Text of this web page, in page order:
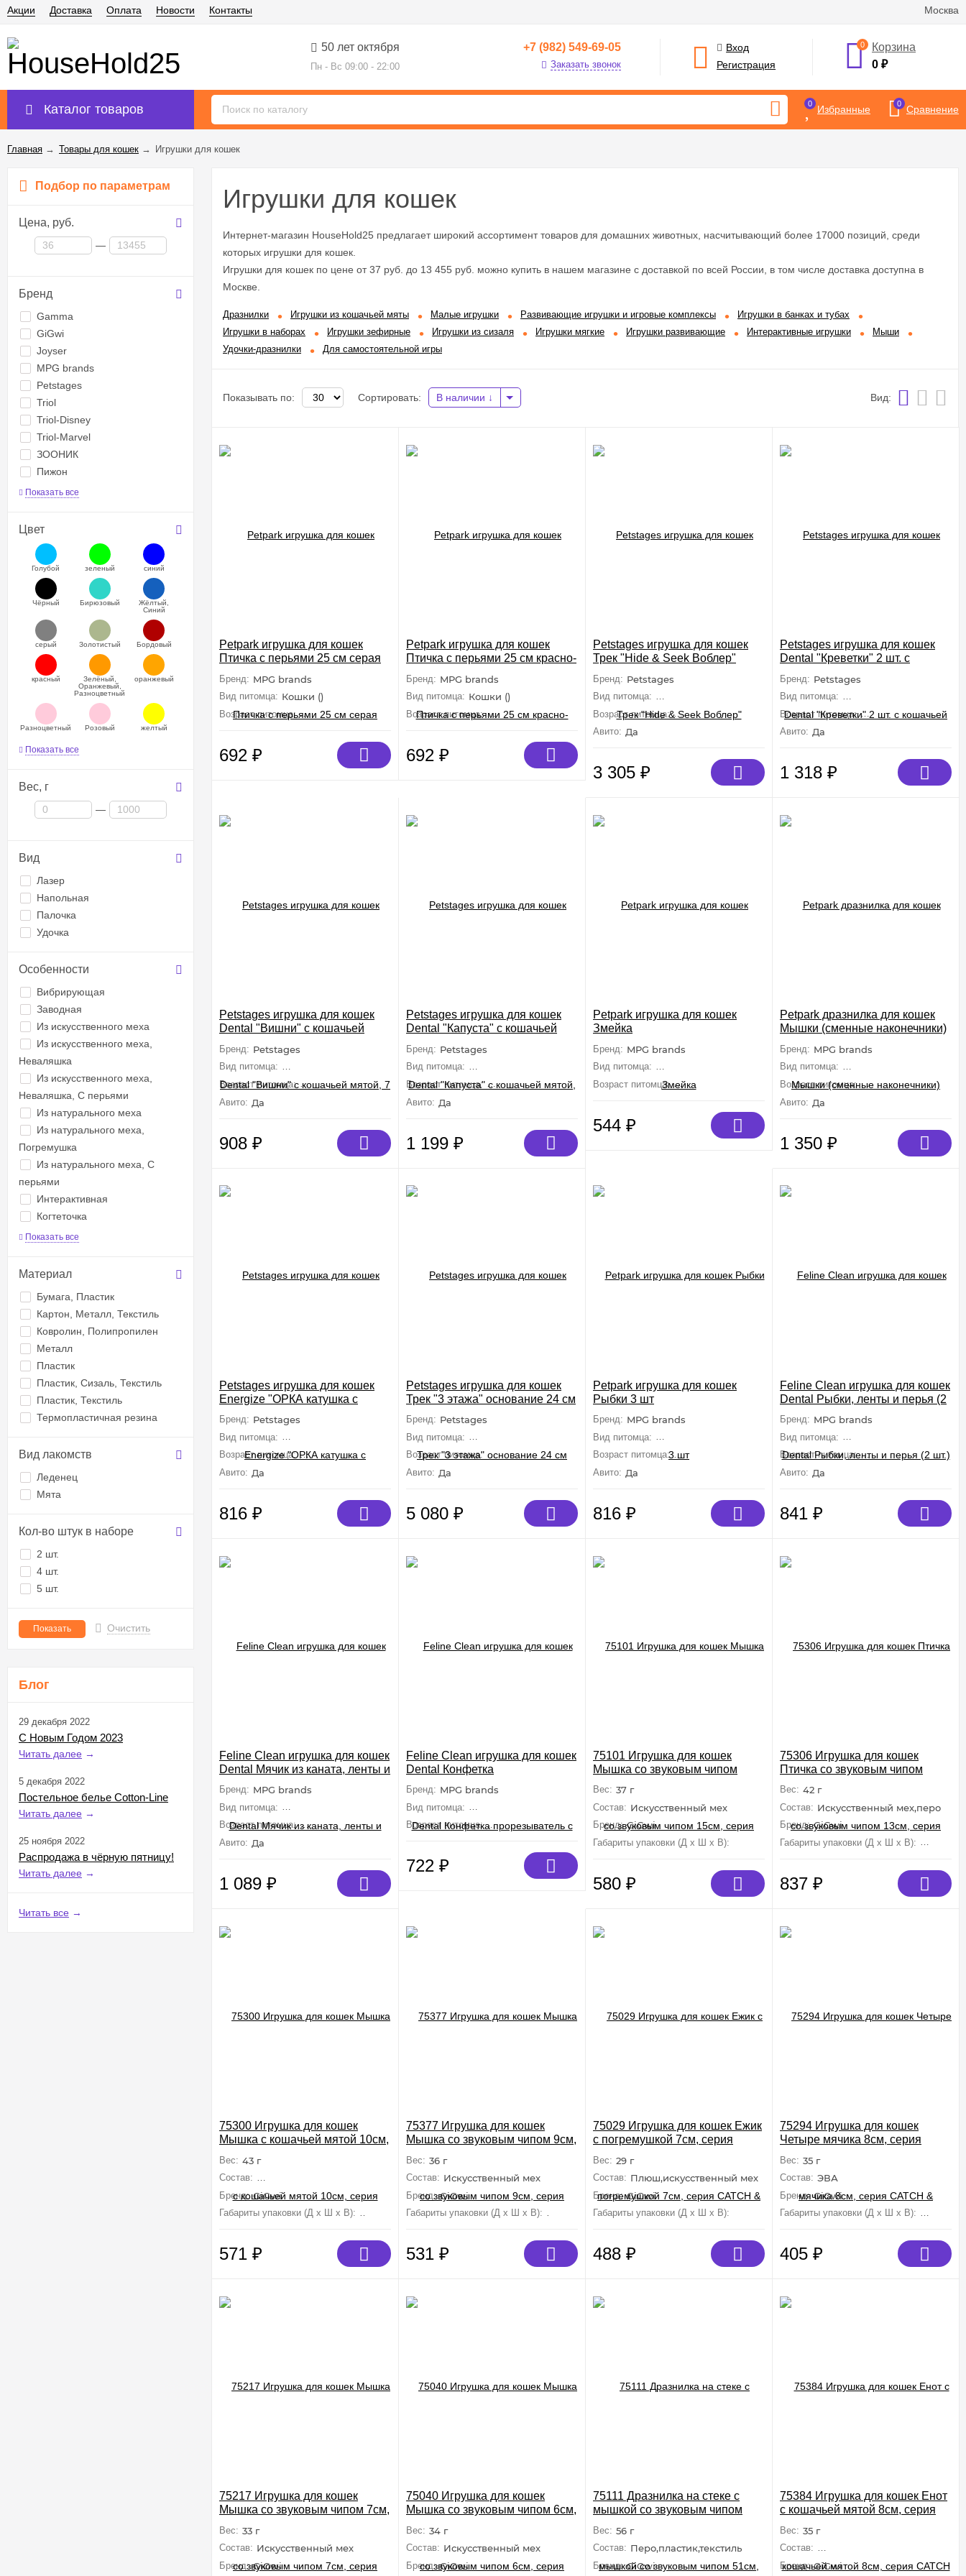
Москва
Акции Доставка Оплата Новости Контакты
50 лет октября
Пн - Вс 09:00 - 22:00
+7 (982) 549-69-05
Заказать звонок
Вход
Регистрация
0
Корзина
0₽
Каталог товаров 0 Избранные 0 Сравнение
Главная → Товары для кошек → Игрушки для кошек
Подбор по параметрам
Цена, руб.
—
Бренд
Gamma
GiGwi
Joyser
MPG brands
Petstages
Triol
Triol-Disney
Triol-Marvel
ЗООНИК
Пижон
Показать все
Цвет
Голубой зеленый синий
Чёрный Бирюзовый
Жёлтый,
Синий
серый Золотистый Бордовый
красный
Зелёный,
Оранжевый,
Разноцветный
оранжевый
Разноцветный Розовый желтый
Показать все
Вес, г
—
Вид
Лазер
Напольная
Палочка
Удочка
Особенности
Вибрирующая
Заводная
Из искусственного меха
Из искусственного меха,
Неваляшка
Из искусственного меха,
Неваляшка, С перьями
Из натурального меха
Из натурального меха,
Погремушка
Из натурального меха, С
перьями
Интерактивная
Когтеточка
Показать все
Материал
Бумага, Пластик
Картон, Металл, Текстиль
Ковролин, Полипропилен
Металл
Пластик
Пластик, Сизаль, Текстиль
Пластик, Текстиль
Термопластичная резина
Вид лакомств
Леденец
Мята
Кол-во штук в наборе
2 шт.
4 шт.
5 шт.
Очистить
Блог
29 декабря 2022
С Новым Годом 2023
Читать далее →
5 декабря 2022
Постельное белье Cotton-Line
Читать далее →
25 ноября 2022
Распродажа в чёрную пятницу!
Читать далее →
Читать все →
Игрушки для кошек
Интернет-магазин HouseHold25 предлагает широкий ассортимент товаров для домашних животных, насчитывающий более 17000 позиций, среди
которых игрушки для кошек.
Игрушки для кошек по цене от 37 руб. до 13 455 руб. можно купить в нашем магазине с доставкой по всей России, в том числе доставка доступна в
Москве.
Дразнилки Игрушки из кошачьей мяты Малые игрушки Развивающие игрушки и игровые комплексы
Игрушки в банках и тубах
Игрушки в наборах
Игрушки зефирные Игрушки из сизаля Игрушки мягкие Игрушки развивающие Интерактивные игрушки
Мыши
Удочки-дразнилки
Для самостоятельной игры
Показывать по: Сортировать: В наличии Вид:
Petpark игрушка для кошек
Птичка с перьями 25 см серая
Бренд: MPG brands
Вид питомца: Кошки ()
Возраст питомца: Взрослые, Малыши, Пожилые
692 ₽
Petpark игрушка для кошек
Птичка с перьями 25 см красно-
Бренд: MPG brands
Вид питомца: Кошки ()
Возраст питомца: Взрослые, Малыши, Пожилые
692 ₽
Petstages игрушка для кошек
Трек "Hide & Seek Воблер"
Бренд: Petstages
Вид питомца: Кошки (Средние, Крупные)
Возраст питомца: Взрослые, Малыши
Авито: Да
3 305 ₽
Petstages игрушка для кошек
Dental "Креветки" 2 шт. с
Бренд: Petstages
Вид питомца: Кошки (Средние,
Возраст питомца: Взрослые, Малыши
Авито: Да
1 318 ₽
Petstages игрушка для кошек
Dental "Вишни" с кошачьей
Бренд: Petstages
Вид питомца: Кошки (Средние, Крупные)
Возраст питомца: Взрослые, Малыши
Авито: Да
908 ₽
Petstages игрушка для кошек
Dental "Капуста" с кошачьей
Бренд: Petstages
Вид питомца: Кошки (Средние, Крупные)
Возраст питомца: Взрослые, Малыши
Авито: Да
1 199 ₽
Petpark игрушка для кошек
Змейка
Бренд: MPG brands
Вид питомца: Кошки (Средние, Крупные)
Возраст питомца: Взрослые, Малыши
544 ₽
Petpark дразнилка для кошек
Мышки (сменные наконечники)
Бренд: MPG brands
Вид питомца: Кошки (Средние,
Возраст питомца: Взрослые, Малыши
Авито: Да
1 350 ₽
Petstages игрушка для кошек
Energize "ОРКА катушка с
веревочкой" 6 см
Бренд: Petstages
Вид питомца: Кошки (Средние, Крупные)
Возраст питомца: Взрослые, Малыши
Авито: Да
816 ₽
Petstages игрушка для кошек
Трек "3 этажа" основание 24 см
Бренд: Petstages
Вид питомца: Кошки (Средние, Крупные)
Возраст питомца: Взрослые, Малыши
Авито: Да
5 080 ₽
Petpark игрушка для кошек
Рыбки 3 шт
Бренд: MPG brands
Вид питомца: Кошки (Средние, Крупные)
Возраст питомца: Взрослые, Малыши
Авито: Да
816 ₽
Feline Clean игрушка для кошек
Dental Рыбки, ленты и перья (2
шт.)
Бренд: MPG brands
Вид питомца: Кошки (Средние,
Возраст питомца: Взрослые, Малыши
Авито: Да
841 ₽
Feline Clean игрушка для кошек
Dental Мячик из каната, ленты и
перья
Бренд: MPG brands
Вид питомца: Кошки (Средние, Крупные)
Возраст питомца: Взрослые, Малыши
Авито: Да
1 089 ₽
Feline Clean игрушка для кошек
Dental Конфетка
прорезыватель с лентами,
резина
Бренд: MPG brands
Вид питомца: Кошки (Средние, Крупные)
Возраст питомца: Взрослые, Малыши
722 ₽
75101 Игрушка для кошек
Мышка со звуковым чипом
15см, серия MELODY CHASER
Вес: 37 г
Состав: Искусственный мех
Бренд: GiGwi
Габариты упаковки (Д х Ш х В): 80 мм×30 мм×40 мм
580 ₽
75306 Игрушка для кошек
Птичка со звуковым чипом
13см, серия MELODY CHASER
Вес: 42 г
Состав: Искусственный мех,перо
Бренд: GiGwi
Габариты упаковки (Д х Ш х В): 90
837 ₽
75300 Игрушка для кошек
Мышка с кошачьей мятой 10см,
Вес: 43 г
Состав: Искусственный мех,кошачья мята
Бренд: GiGwi
Габариты упаковки (Д х Ш х В): 100 мм×50 мм×10 мм
571 ₽
75377 Игрушка для кошек
Мышка со звуковым чипом 9см,
Вес: 36 г
Состав: Искусственный мех
Бренд: GiGwi
Габариты упаковки (Д х Ш х В): 90 мм×60 мм×40 мм
531 ₽
75029 Игрушка для кошек Ежик
с погремушкой 7см, серия
Вес: 29 г
Состав: Плюш,искусственный мех
Бренд: GiGwi
Габариты упаковки (Д х Ш х В): 70 мм×10 мм×30 мм
488 ₽
75294 Игрушка для кошек
Четыре мячика 8см, серия
Вес: 35 г
Состав: ЭВА
Бренд: GiGwi
Габариты упаковки (Д х Ш х В): 80
405 ₽
75217 Игрушка для кошек
Мышка со звуковым чипом 7см,
Вес: 33 г
Состав: Искусственный мех
Бренд: GiGwi
75040 Игрушка для кошек
Мышка со звуковым чипом 6см,
Вес: 34 г
Состав: Искусственный мех
Бренд: GiGwi
75111 Дразнилка на стеке с
мышкой со звуковым чипом
Вес: 56 г
Состав: Перо,пластик,текстиль
Бренд: GiGwi
75384 Игрушка для кошек Енот
с кошачьей мятой 8см, серия
Вес: 35 г
Состав: Искусственный мех,кошачья
Бренд: GiGwi